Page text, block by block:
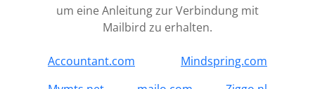
um eine Anleitung zur Verbindung mit
Mailbird zu erhalten.
Accountant.com
Mindspring.com